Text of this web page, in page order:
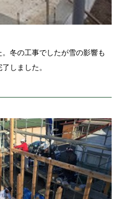
冬の工事でしたが雪の影響も
しました。